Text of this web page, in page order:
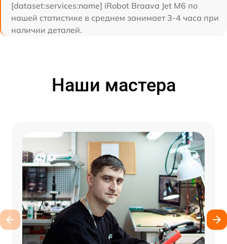
[dataset:services:name] iRobot Braava Jet M6 по
нашей статистике в среднем занимает 3-4 часа при
наличии деталей.
Наши мастера